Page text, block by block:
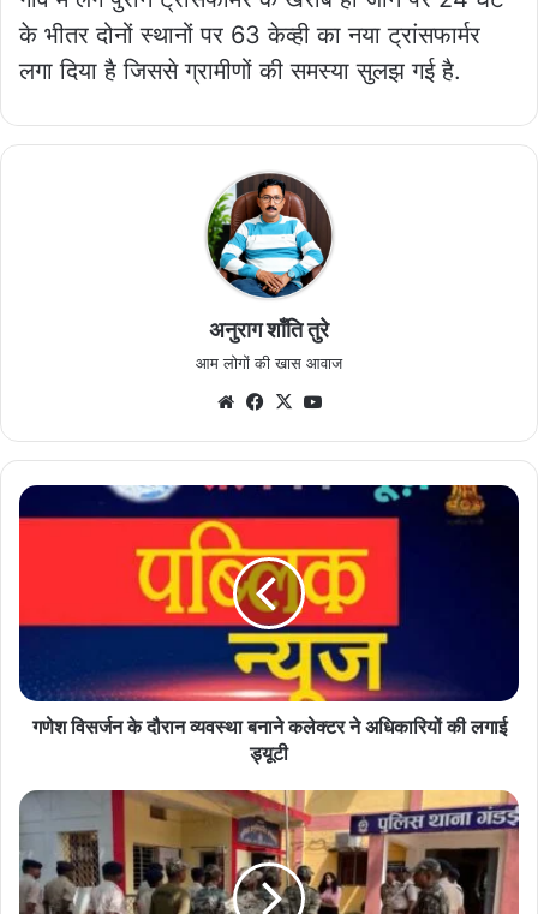
के भीतर दोनों स्थानों पर 63 केव्ही का नया ट्रांसफार्मर
लगा दिया है जिससे ग्रामीणों की समस्या सुलझ गई है.
अनुराग शाँति तुरे
आम लोगों की खास आवाज
WebsiteFacebook
X
गणेश
विसर्जन
बनाने
अधिकारियों
कीगणेश विसर्जन के दौरान व्यवस्था बनाने कलेक्टर ने अधिकारियों की लगाई
ड्यूटी
ASP
पाण्डेय
ने
किया